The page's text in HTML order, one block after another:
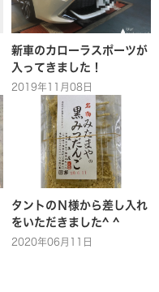
新車のカローラスポーツが
入ってきました！
2019年11月08日
タントのＮ様から差し入れ
をいただきました^ ^
2020年06月11日